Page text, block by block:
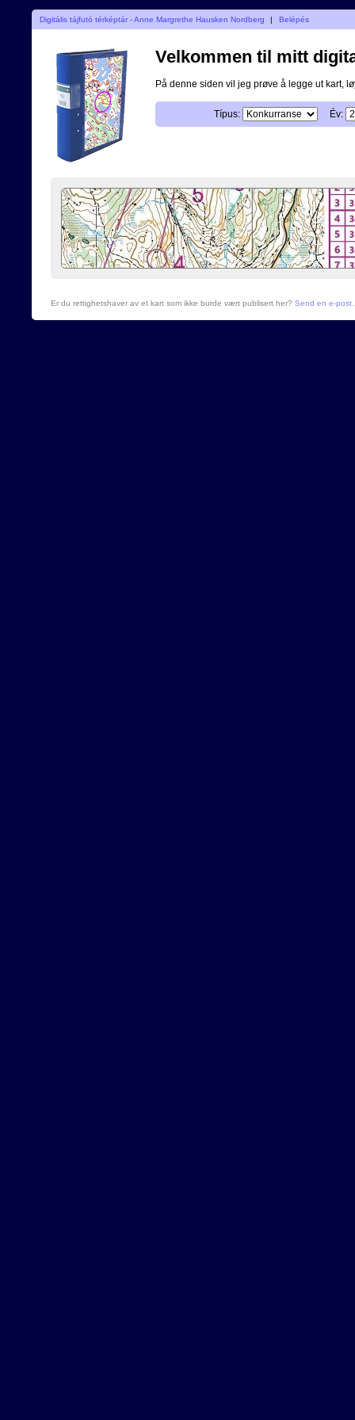
Digitális tájfutó térképtár - Anne Margrethe Hausken Nordberg | Belépés
Velkommen til mitt
På denne siden vil jeg prøve å legge ut kart,
Típus: Év:
Er du rettighetshaver av et kart som ikke burde vært publisert her? Send en e-post